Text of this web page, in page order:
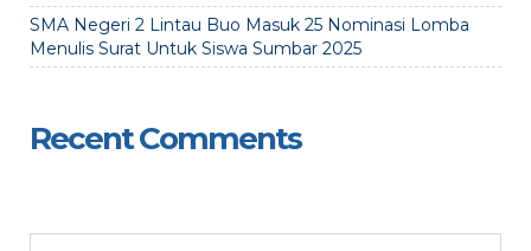
SMA Negeri 2 Lintau Buo Masuk 25 Nominasi Lomba
Menulis Surat Untuk Siswa Sumbar 2025
Recent Comments